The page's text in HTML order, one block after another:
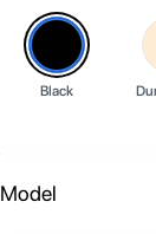
Black
Model